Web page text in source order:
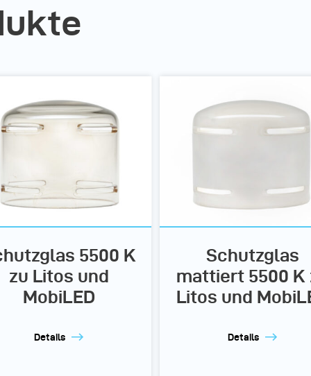
5500 K
zu Litos und
MobiLED
Details
Schutzglas
mattiert 5500 K
Litos und
Details